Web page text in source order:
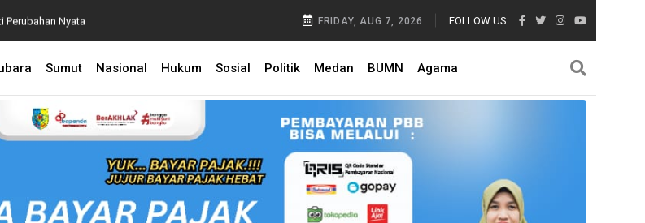
Perubahan Nyata
Risiko Pemulihan Aset
Dugaan Korupsi dan TPPU yang
Inalum Diharapkan Berdampak
Publik Hadir hingga Desa
FRIDAY, AUG 7, 2026 FOLLOW US:
Sumut Nasional Hukum Sosial Politik Medan BUMN Agama